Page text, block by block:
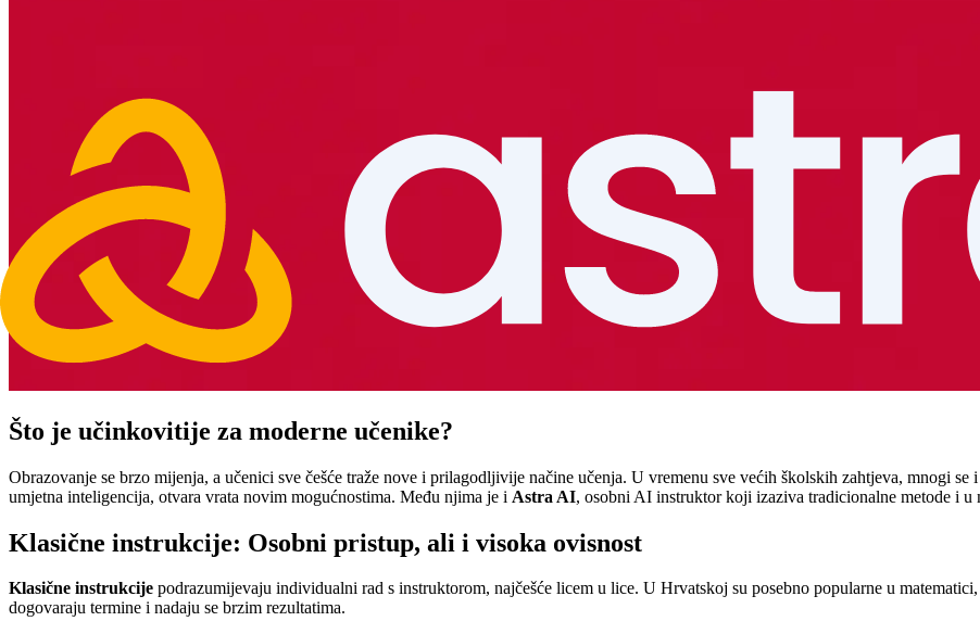
Što je učinkovitije za moderne učenike?
Obrazovanje se brzo mijenja, a učenici sve češće traže nove i prilagodljivije načine učenja. U vremenu sve većih školskih zahtjeva, mnogi se
umjetna inteligencija, otvara vrata novim mogućnostima. Među njima je i Astra AI, osobni AI instruktor koji izaziva tradicionalne metode i u
Klasične instrukcije: Osobni pristup, ali i visoka ovisnost
Klasične instrukcije podrazumijevaju individualni rad s instruktorom, najčešće licem u lice. U Hrvatskoj su posebno popularne u
dogovaraju termine i nadaju se brzim rezultatima.